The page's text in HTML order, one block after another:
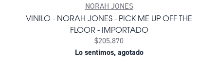
NORAH JONES
VINILO - NORAH JONES - PICK ME UP OFF THE
FLOOR - IMPORTADO
$205.870
Lo sentimos, agotado